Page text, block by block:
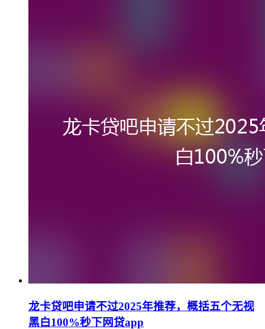
龙卡贷吧申请不过2025年推荐，概括五个无视
黑白100%秒下网贷app